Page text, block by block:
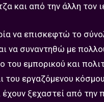
και από την άλλη τον
να επισκεφτώ το
να συναντηθώ με
του εμπορικού και
του εργαζόμενου
έχουν ξεχαστεί από την